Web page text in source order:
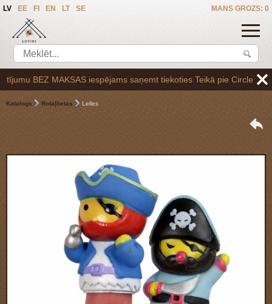
MANS GROZS: 0
LV EE FI EN LT SE
BEZ MAKSAS iespējams saņemt tiekoties Teikā pie Circle K
Katalogs Rotaļlietas Lelles